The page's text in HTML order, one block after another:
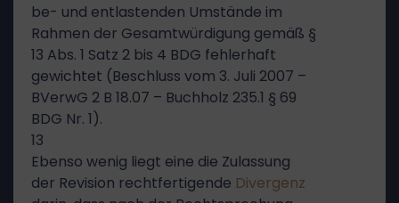
be- und entlastenden Umstände im
Rahmen der Gesamtwürdigung gemäß §
13 Abs. 1 Satz 2 bis 4 BDG fehlerhaft
gewichtet (Beschluss vom 3. Juli 2007 –
BVerwG 2 B 18.07 – Buchholz 235.1 § 69
BDG Nr. 1).
13
Ebenso wenig liegt eine die Zulassung
der Revision rechtfertigende Divergenz